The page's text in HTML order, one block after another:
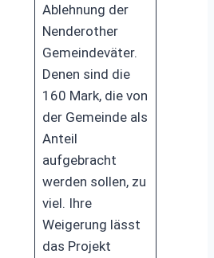
Ablehnung der
Nenderother
Gemeindeväter.
Denen sind die
160 Mark, die von
der Gemeinde als
Anteil
aufgebracht
werden sollen, zu
viel. Ihre
Weigerung lässt
das Projekt